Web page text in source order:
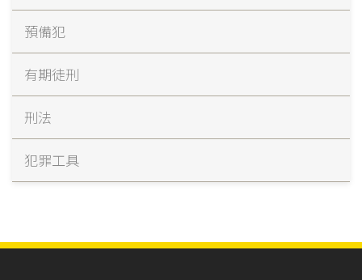
預備犯
有期徒刑
刑法
犯罪工具